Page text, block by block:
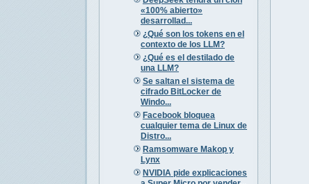
«100% abierto»
desarrollad...
¿Qué son los tokens en el
contexto de los LLM?
¿Qué es el destilado de
una LLM?
Se saltan el sistema de
cifrado BitLocker de
Windo...
Facebook bloquea
cualquier tema de Linux de
Distro...
Ramsomware Makop y
Lynx
NVIDIA pide explicaciones